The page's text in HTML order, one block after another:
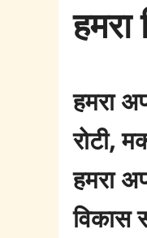
हमरा
हमरा
रोटी,
हमरा
विकास